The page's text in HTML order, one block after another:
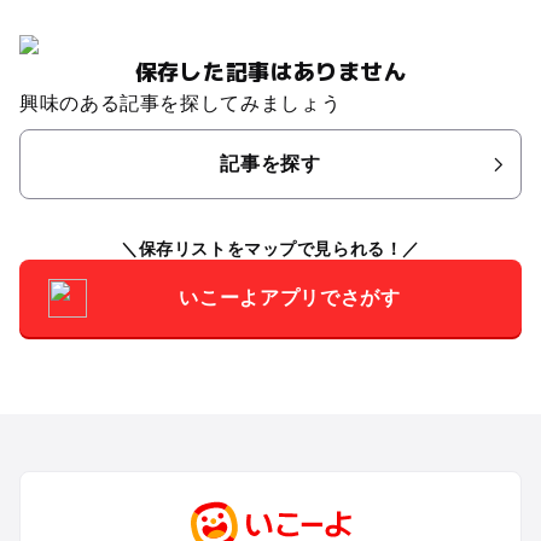
保存した記事はありません
興味のある記事を探してみましょう
記事を探す
保存リストをマップで見られる！
いこーよアプリでさがす